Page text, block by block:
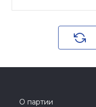
О партии